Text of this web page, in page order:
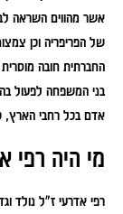
אשר מהווים השראה
של הפריפריה וכן
החברתית חובה מוסרית
בני המשפחה לפעול
אדם בכל רחבי הארץ,
מי היה רפי
רפי אדרעי ז"ל נולד